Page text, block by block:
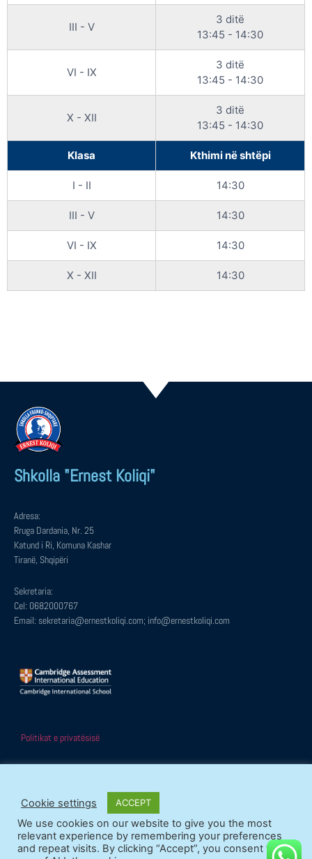
III - V
3 ditë
13:45 - 14:30
VI - IX
3 ditë
13:45 - 14:30
X - XII
3 ditë
13:45 - 14:30
Klasa Kthimi në shtëpi
I - II 14:30
III - V 14:30
VI - IX 14:30
X - XII 14:30
Shkolla "Ernest Koliqi"
Adresa:
Rruga Dardania, Nr. 25
Katund i Ri, Komuna Kashar
Tiranë, Shqipëri
Sekretaria:
Cel: 0682000767
Email: sekretaria@ernestkoliqi.com; info@ernestkoliqi.com
Politikat e privatësisë
© Të gjitha të drejtat e rezervuara
Shpërndaje faqen:
Cookie settings ACCEPT
We use cookies on our website to give you the most
relevant experience by remembering your preferences
and repeat visits. By clicking “Accept”, you consent to the